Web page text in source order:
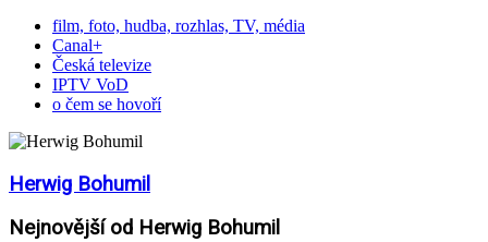
film, foto, hudba, rozhlas, TV, média
Canal+
Česká televize
IPTV VoD
o čem se hovoří
Herwig Bohumil
Nejnovější od Herwig Bohumil